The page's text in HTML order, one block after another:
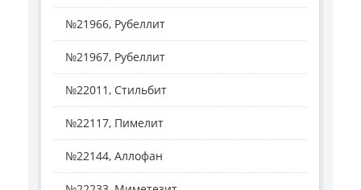
№21966, Рубеллит
№21967, Рубеллит
№22011, Стильбит
№22117, Пимелит
№22144, Аллофан